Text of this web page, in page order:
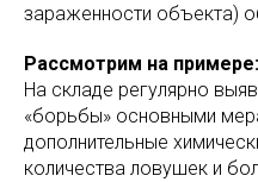
зараженности объекта)
Рассмотрим на примере:
На складе регулярно
«борьбы» основными
дополнительные
количества ловушек и